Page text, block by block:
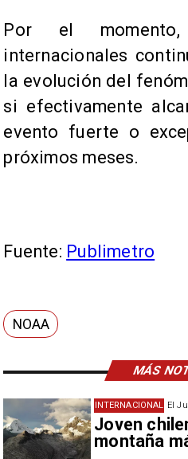
MÁS
El
Joven
montaña
INTERNACIONAL
Por el
internacionales
la evolución del
si efectivamente
evento fuerte o
próximos meses.
Fuente: Publimetro
NOAA